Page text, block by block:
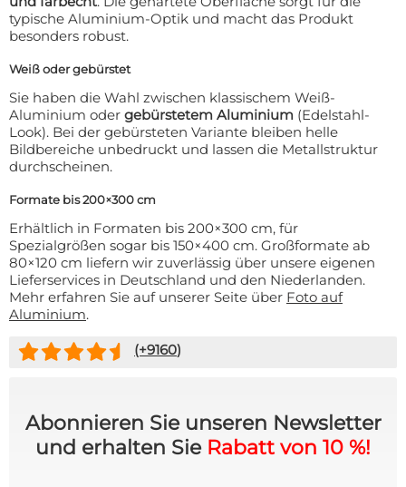
typische Aluminium-Optik und macht das Produkt
besonders robust.
Weiß oder gebürstet
Sie haben die Wahl zwischen klassischem Weiß-
Aluminium oder gebürstetem Aluminium (Edelstahl-
Look). Bei der gebürsteten Variante bleiben helle
Bildbereiche unbedruckt und lassen die Metallstruktur
durchscheinen.
Formate bis 200×300 cm
Erhältlich in Formaten bis 200×300 cm, für
Spezialgrößen sogar bis 150×400 cm. Großformate ab
80×120 cm liefern wir zuverlässig über unsere eigenen
Lieferservices in Deutschland und den Niederlanden.
Mehr erfahren Sie auf unserer Seite über Foto auf
Aluminium.
(+9160)
Abonnieren Sie unseren Newsletter
und erhalten Sie Rabatt von 10 %!
10% RABATT AUF IHRE